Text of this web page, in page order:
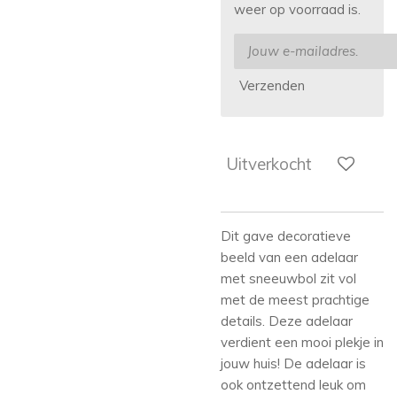
weer op voorraad is.
Verzenden
Uitverkocht
Dit gave decoratieve
beeld van een adelaar
met sneeuwbol zit vol
met de meest prachtige
details. Deze adelaar
verdient een mooi plekje in
jouw huis! De adelaar is
ook ontzettend leuk om